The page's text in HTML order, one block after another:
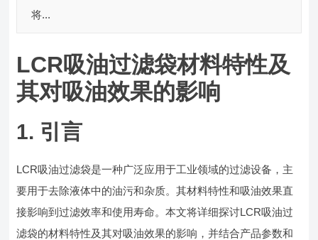
将...
LCR吸油过滤袋材料特性及
其对吸油效果的影响
1. 引言
LCR吸油过滤袋是一种广泛应用于工业领域的过滤设备，主
要用于去除液体中的油污和杂质。其材料特性和吸油效果直
接影响到过滤效率和使用寿命。本文将详细探讨LCR吸油过
滤袋的材料特性及其对吸油效果的影响，并结合产品参数和